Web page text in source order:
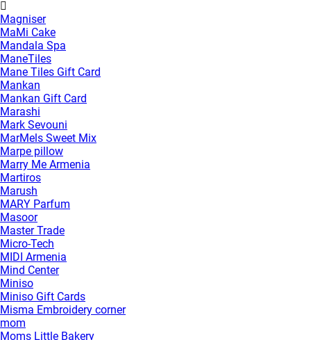
Magniser
MaMi Cake
Mandala Spa
ManeTiles
Mane Tiles Gift Card
Mankan
Mankan Gift Card
Marashi
Mark Sevouni
MarMels Sweet Mix
Marpe pillow
Marry Me Armenia
Martiros
Marush
MARY Parfum
Masoor
Master Trade
Micro-Tech
MIDI Armenia
Mind Center
Miniso
Miniso Gift Cards
Misma Embroidery corner
mom
Moms Little Bakery